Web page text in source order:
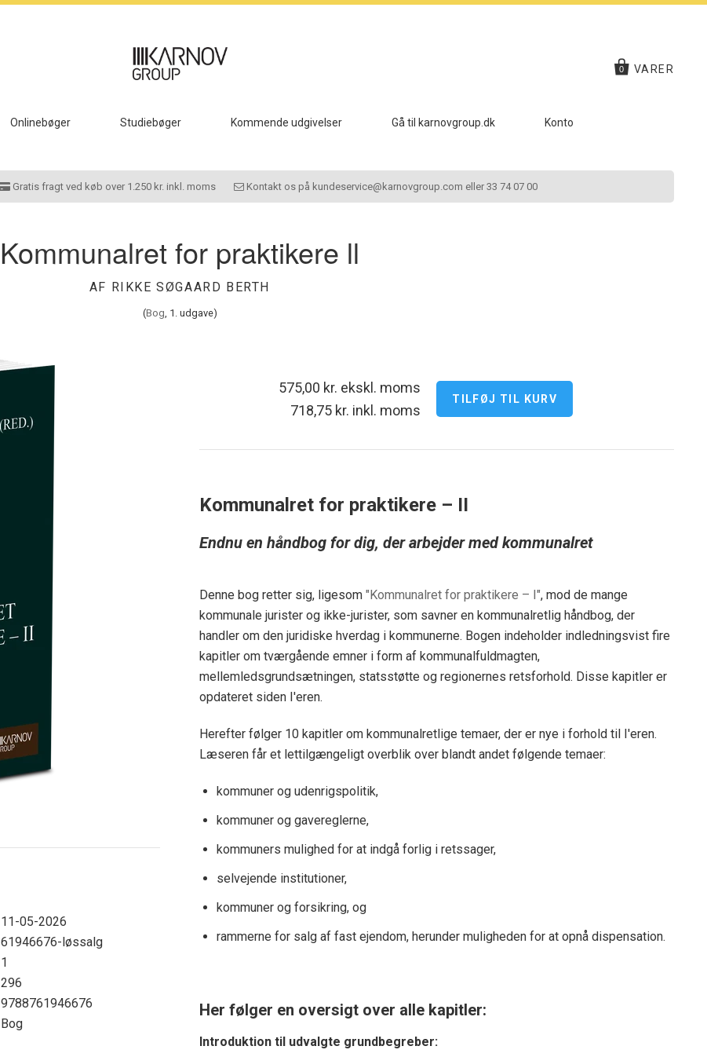
0 VARER
Onlinebøger Studiebøger Kommende udgivelser Gå til karnovgroup.dk Konto
Gratis fragt ved køb over 1.250 kr. inkl. moms Kontakt os på kundeservice@karnovgroup.com eller 33 74 07 00
Kommunalret for praktikere ll
AF RIKKE SØGAARD BERTH
(Bog , 1. udgave)
11-05-2026
61946676-løssalg
1
296
9788761946676
Bog
575,00 kr. ekskl. moms
718,75 kr. inkl. moms
Kommunalret for praktikere – II
Endnu en håndbog for dig, der arbejder med kommunalret
Denne bog retter sig, ligesom"Kommunalret for praktikere – I",mod de mange
kommunale jurister og ikke-jurister, som savner en kommunalretlig håndbog, der
handler om den juridiske hverdag i kommunerne. Bogen indeholder indledningsvist fire
kapitler om tværgående emner i form af kommunalfuldmagten,
mellemledsgrundsætningen, statsstøtte og regionernes retsforhold. Disse kapitler er
opdateret siden I'eren.
Herefter følger 10 kapitler om kommunalretlige temaer, der er nye i forhold til I'eren.
Læseren får et lettilgængeligt overblik over blandt andet følgende temaer:
kommuner og udenrigspolitik,
kommuner og gavereglerne,
kommuners mulighed for at indgå forlig i retssager,
selvejende institutioner,
kommuner og forsikring, og
rammerne for salg af fast ejendom, herunder muligheden for at opnå dispensation.
Her følger en oversigt over alle kapitler:
Introduktion til udvalgte grundbegreber: